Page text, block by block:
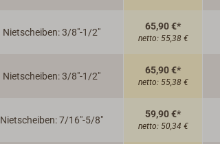
Nietscheiben: 3/8"-1/2"
65,90 €*
netto: 55,38 €
Nietscheiben: 3/8"-1/2"
65,90 €*
netto: 55,38 €
Nietscheiben: 7/16"-5/8"
59,90 €*
netto: 50,34 €